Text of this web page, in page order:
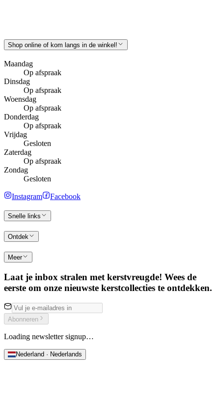
Shop online of kom langs in de winkel!
Maandag
Op afspraak
Dinsdag
Op afspraak
Woensdag
Op afspraak
Donderdag
Op afspraak
Vrijdag
Gesloten
Zaterdag
Op afspraak
Zondag
Gesloten
Instagram Facebook
Snelle links
Ontdek
Meer
Laat je inbox stralen met kerstvreugde! Wees de
eerste om onze nieuwste kerstcollecties te ontdekken.
Abonneren
Loading newsletter signup…
Nederland · Nederlands